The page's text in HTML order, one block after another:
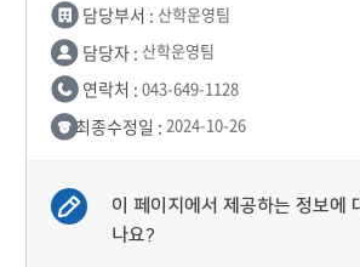
담당부서 : 산학운영팀
담당자 : 산학운영팀
연락처 : 043-649-1128
최종수정일 : 2024-10-26
이 페이지에서 제공하는 정보에
나요?